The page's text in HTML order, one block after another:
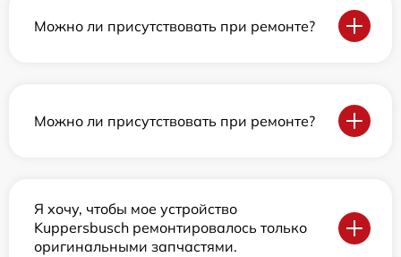
Можно ли присутствовать при ремонте?
Можно ли присутствовать при ремонте?
Я хочу, чтобы мое устройство
Kuppersbusch ремонтировалось только
оригинальными запчастями.